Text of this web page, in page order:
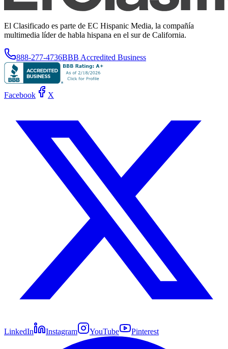
El Clasificado es parte de EC Hispanic Media, la compañía
multimedia líder de habla hispana en el sur de California.
888-277-4736BBB Accredited Business
Facebook X
LinkedIn Instagram YouTube Pinterest